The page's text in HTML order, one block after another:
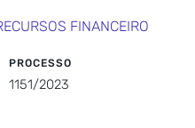
FINANCEIRO
PROCESSO
1151/2023